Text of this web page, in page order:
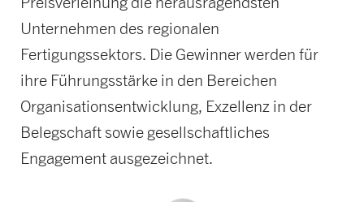
Unternehmen des regionalen
Fertigungssektors. Die Gewinner werden für
ihre Führungsstärke in den Bereichen
Organisationsentwicklung, Exzellenz in der
Belegschaft sowie gesellschaftliches
Engagement ausgezeichnet.